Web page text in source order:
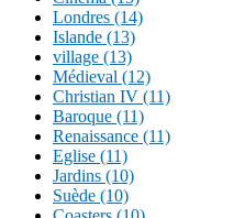
Londres (14)
Islande (13)
village (13)
Médieval (12)
Christian IV (11)
Baroque (11)
Renaissance (11)
Eglise (11)
Jardins (10)
Suède (10)